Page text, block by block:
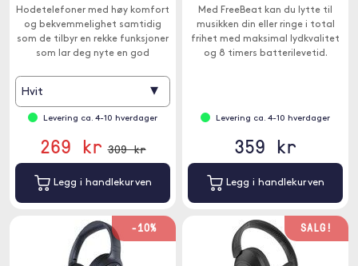
Hodetelefoner med høy komfort
og bekvemmelighet samtidig
som de tilbyr en rekke funksjoner
som lar deg nyte en god
Hvit ▾
Levering ca. 4-10 hverdager
269 kr 309 kr
Legg i handlekurven
Med FreeBeat kan du lytte til
musikken din eller ringe i total
frihet med maksimal lydkvalitet
og 8 timers batterilevetid.
Levering ca. 4-10 hverdager
359 kr
Legg i handlekurven
-10% SALG!